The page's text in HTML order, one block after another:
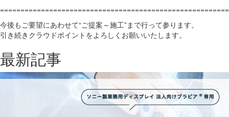
今後もご要望にあわせて“ご提案～施工”まで行って参ります。
引き続きクラウドポイントをよろしくお願いいたします。
最新記事